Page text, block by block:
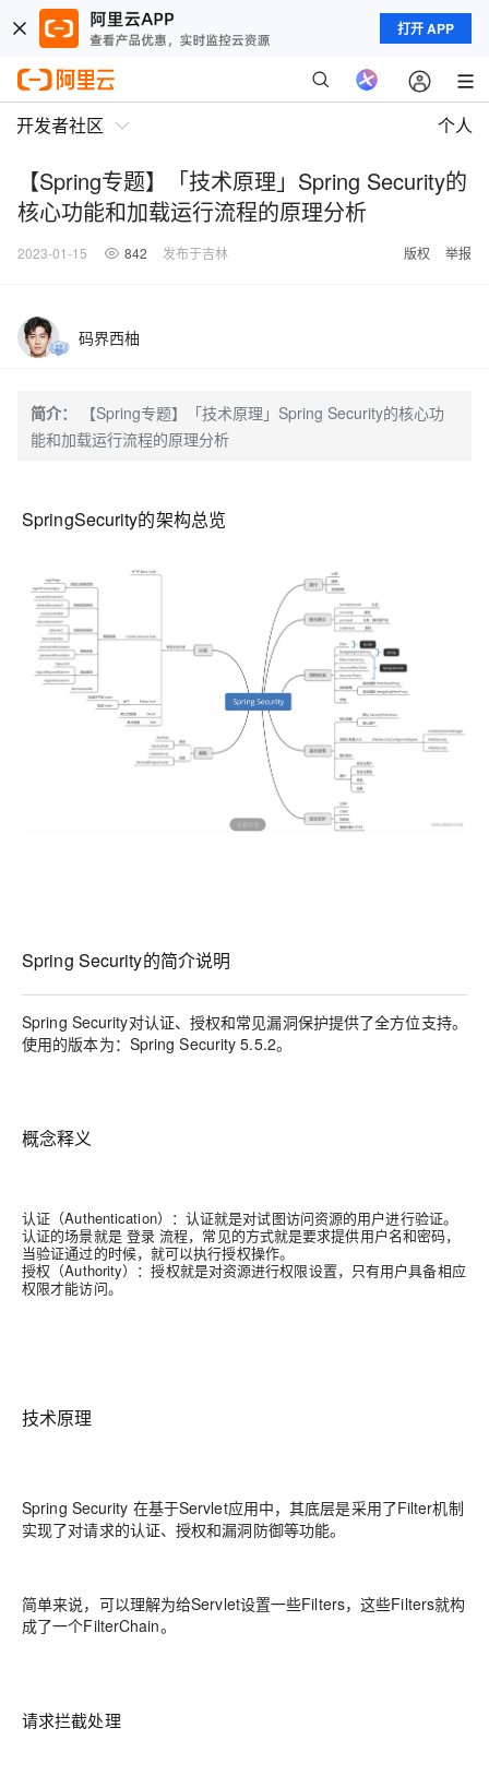
打开 APP
开发者社区 个人
【Spring专题】「技术原理」Spring Security的
核心功能和加载运行流程的原理分析
2023-01-15 842 发布于吉林 版权 举报
码界西柚
简介：
【Spring专题】「技术原理」Spring Security的核心功
能和加载运行流程的原理分析
SpringSecurity的架构总览
Spring Security的简介说明
Spring Security对认证、授权和常见漏洞保护提供了全方位支持。
使用的版本为：Spring Security 5.5.2。
概念释义
认证（Authentication）：认证就是对试图访问资源的用户进行验证。
认证的场景就是 登录 流程，常见的方式就是要求提供用户名和密码，
当验证通过的时候，就可以执行授权操作。
授权（Authority）：授权就是对资源进行权限设置，只有用户具备相应
权限才能访问。
技术原理
Spring Security 在基于Servlet应用中，其底层是采用了Filter机制
实现了对请求的认证、授权和漏洞防御等功能。
简单来说，可以理解为给Servlet设置一些Filters，这些Filters就构
成了一个FilterChain。
请求拦截处理